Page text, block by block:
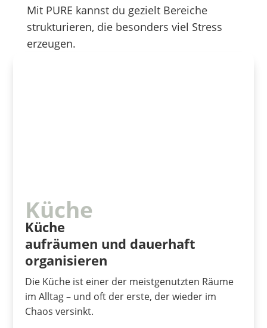
Mit PURE kannst du gezielt Bereiche
strukturieren, die besonders viel Stress
erzeugen.
Küche
Küche
aufräumen und dauerhaft
organisieren
Die Küche ist einer der meistgenutzten Räume
im Alltag – und oft der erste, der wieder im
Chaos versinkt.